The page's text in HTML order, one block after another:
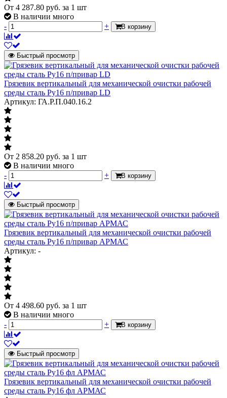
От 4 287.80 руб. за 1 шт
В наличии много
-
+ В корзину
Быстрый просмотр
Грязевик вертикальный для механической очистки рабочей
среды сталь Ру16 п/привар LD
Артикул: ГА.Р.П.040.16.2
От 2 858.20 руб. за 1 шт
В наличии много
-
+ В корзину
Быстрый просмотр
Грязевик вертикальный для механической очистки рабочей
среды сталь Ру16 п/привар АРМАС
Артикул: -
От 4 498.60 руб. за 1 шт
В наличии много
-
+ В корзину
Быстрый просмотр
Грязевик вертикальный для механической очистки рабочей
среды сталь Ру16 фл АРМАС